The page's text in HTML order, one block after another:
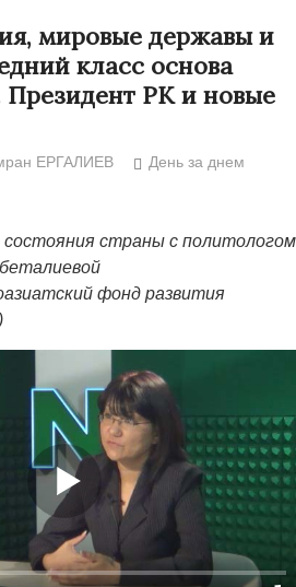
мировые державы и
класс основа
Президент РК и новые
ЕРГАЛИЕВ
День за днем
страны с политологом
фонд развития